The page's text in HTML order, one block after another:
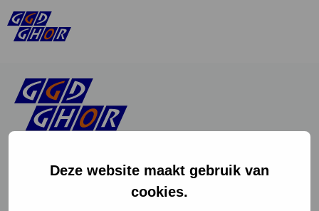
Deze website maakt gebruik van
cookies.
Instagram